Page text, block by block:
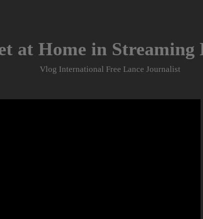
at Home in Streaming
Vlog International Free Lance Journalist